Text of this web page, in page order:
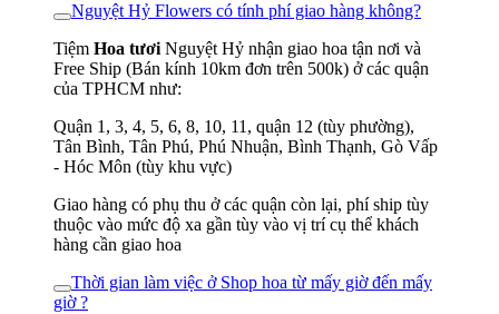
Nguyệt Hỷ Flowers có tính phí giao hàng không?
Tiệm Hoa tươi Nguyệt Hỷ nhận giao hoa tận nơi và
Free Ship (Bán kính 10km đơn trên 500k) ở các quận
của TPHCM như:
Quận 1, 3, 4, 5, 6, 8, 10, 11, quận 12 (tùy phường),
Tân Bình, Tân Phú, Phú Nhuận, Bình Thạnh, Gò Vấp
- Hóc Môn (tùy khu vực)
Giao hàng có phụ thu ở các quận còn lại, phí ship tùy
thuộc vào mức độ xa gần tùy vào vị trí cụ thể khách
hàng cần giao hoa
Thời gian làm việc ở Shop hoa từ mấy giờ đến mấy
giờ ?